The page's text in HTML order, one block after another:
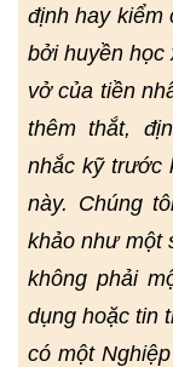
định hay kiểm
bởi huyền học
vở của tiền
thêm thắt,
nhắc kỹ trước
này. Chúng
khảo như một
không phải
dụng hoặc tin
có một